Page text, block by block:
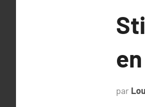
par